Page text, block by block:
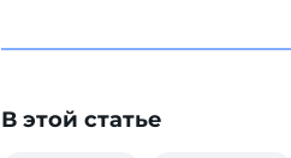
В этой статье